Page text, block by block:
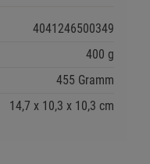
4041246500349
400 g
455 Gramm
14,7 10,3 10,3 cm